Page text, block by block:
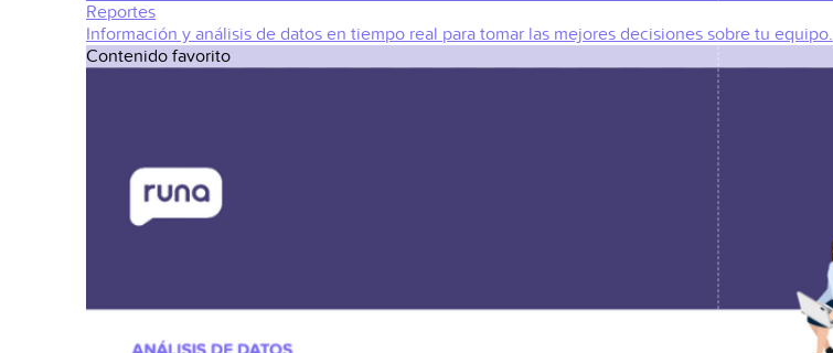
Reportes
Información y análisis de datos en tiempo real para tomar las mejores decisiones sobre tu equipo.
Contenido favorito